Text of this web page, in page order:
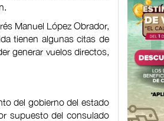
Manuel López Obrador,
tienen algunas citas de
generar vuelos directos,
del gobierno del estado
supuesto del consulado